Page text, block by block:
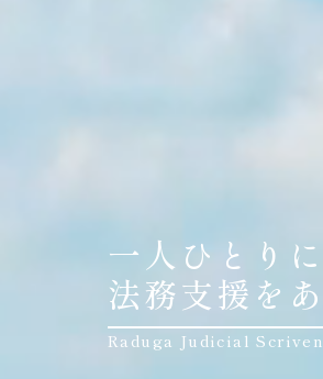
一人ひとり
法務支援を
Raduga Judicial